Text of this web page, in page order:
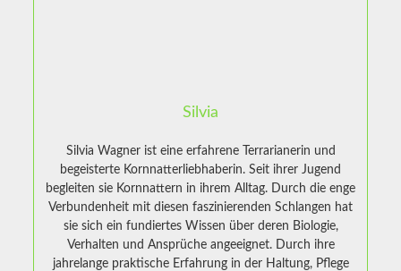
Silvia
Silvia Wagner ist eine erfahrene Terrarianerin und
begeisterte Kornnatterliebhaberin. Seit ihrer Jugend
begleiten sie Kornnattern in ihrem Alltag. Durch die enge
Verbundenheit mit diesen faszinierenden Schlangen hat
sie sich ein fundiertes Wissen über deren Biologie,
Verhalten und Ansprüche angeeignet. Durch ihre
jahrelange praktische Erfahrung in der Haltung, Pflege